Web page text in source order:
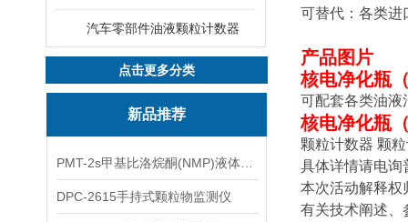
汽车零部件油液颗粒计数器
点击更多分类
新品推荐
DPC-2615手持式颗粒物监测仪
可替代：各类进
产品图片
核电净化瓶
可配套各类油液
核电净化瓶
颗粒计数器 颗
具体详情请电
本次活动解释权
有关技术阐述、